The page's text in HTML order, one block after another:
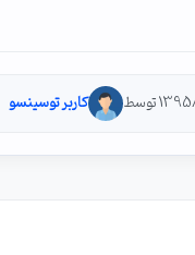
کاربر توسینسو